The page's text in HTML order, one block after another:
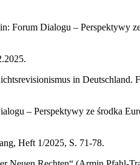
Forum Dialogu – Perspektywy
in
– Perspektywy ze środka
Heft 1/2025, S. 71-78.